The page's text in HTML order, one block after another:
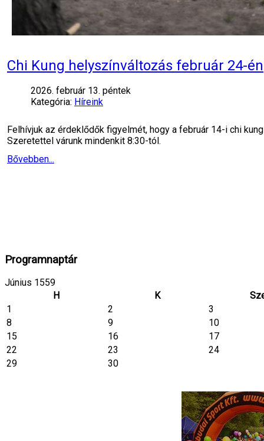
Chi Kung helyszínváltozás február 24-én
2026. február 13. péntek
Kategória: Híreink
Felhívjuk az érdeklődők figyelmét, hogy a február 14-i chi
Szeretettel várunk mindenkit 8:30-tól.
Bővebben...
Programnaptár
Június 1559
H
K
1
2
3
8
9
10
15
16
17
22
23
24
29
30